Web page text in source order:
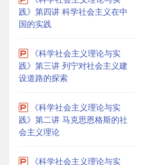
践》第四讲 科学社会主义在中
国的实践
《科学社会主义理论与实
践》第三讲 列宁对社会主义建
设道路的探索
《科学社会主义理论与实
践》第二讲 马克思恩格斯的社
会主义理论
《科学社会主义理论与实